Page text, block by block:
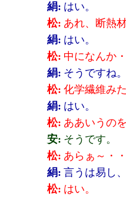
絹: はい。
松: あれ、断熱
絹: はい。
松: 中になんか
絹: そうですね。
松: 化学繊維み
絹: はい。
松: ああいうの
安: そうです。
松: あらぁ～・
絹: 言うは易し
松: はい。